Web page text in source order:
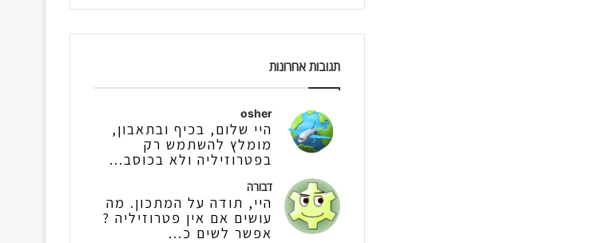
תגובות אחרונות
osher
היי שלום, בכיף ובתאבון,
מומלץ להשתמש רק
בפטרוזיליה ולא בכוסב...
דבורה
היי, תודה על המתכון. מה
עושים אם אין פטרוזיליה ?
אפשר לשים כ...